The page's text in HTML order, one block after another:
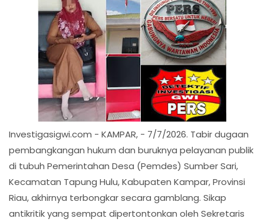
Investigasigwi.com - KAMPAR, - 7/7/2026. Tabir dugaan
pembangkangan hukum dan buruknya pelayanan publik
di tubuh Pemerintahan Desa (Pemdes) Sumber Sari,
Kecamatan Tapung Hulu, Kabupaten Kampar, Provinsi
Riau, akhirnya terbongkar secara gamblang. Sikap
antikritik yang sempat dipertontonkan oleh Sekretaris